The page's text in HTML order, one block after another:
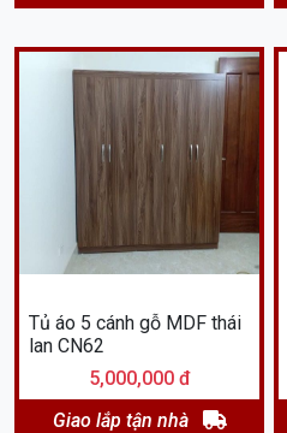
Tủ áo 5 cánh gỗ MDF thái
lan CN62
5,000,000 đ
Giao lắp tận nhà